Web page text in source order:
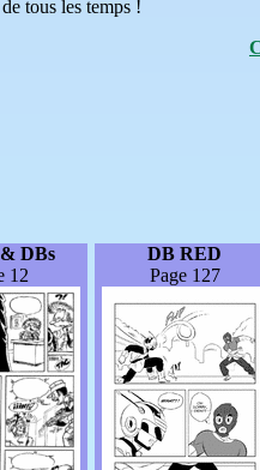
tous les temps !
DBs
12
DB RED
Page 127